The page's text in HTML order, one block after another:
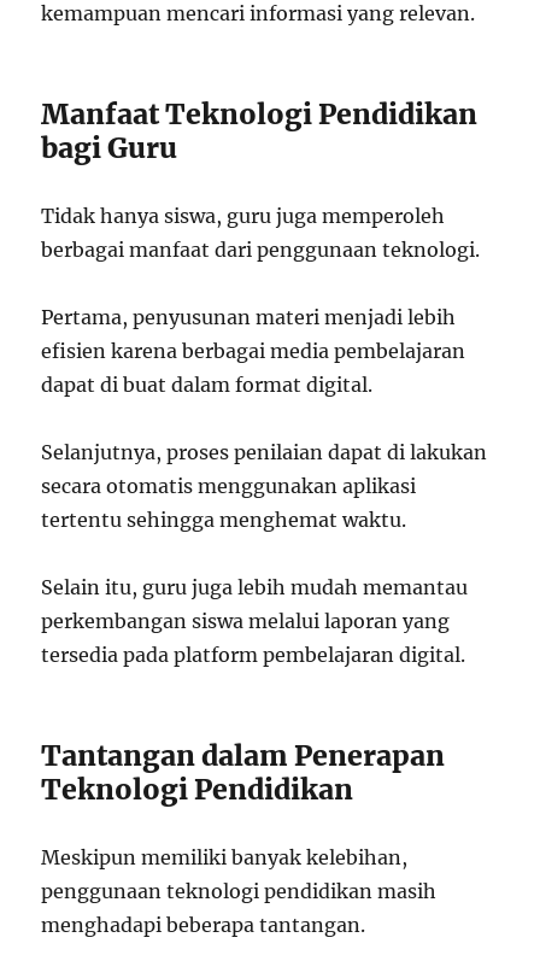
kemampuan mencari informasi yang relevan.
Manfaat Teknologi Pendidikan
bagi Guru
Tidak hanya siswa, guru juga memperoleh
berbagai manfaat dari penggunaan teknologi.
Pertama, penyusunan materi menjadi lebih
efisien karena berbagai media pembelajaran
dapat di buat dalam format digital.
Selanjutnya, proses penilaian dapat di lakukan
secara otomatis menggunakan aplikasi
tertentu sehingga menghemat waktu.
Selain itu, guru juga lebih mudah memantau
perkembangan siswa melalui laporan yang
tersedia pada platform pembelajaran digital.
Tantangan dalam Penerapan
Teknologi Pendidikan
Meskipun memiliki banyak kelebihan,
penggunaan teknologi pendidikan masih
menghadapi beberapa tantangan.